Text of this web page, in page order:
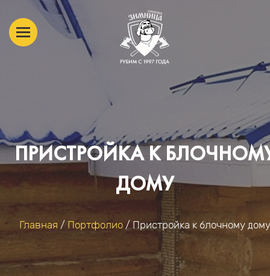
ПРИСТРОЙКА К
ДОМУ
ВЫ ЗДЕСЬ
Главная / Портфолио / Пристройка к блочному дому